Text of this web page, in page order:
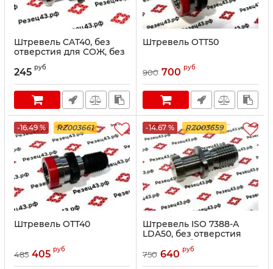
Штревель CAT40, без
отверстия для СОЖ, без
уплотнительного кольца
245 руб
Штревель OTT50
900 700 руб
-16.49 % RZ003661
Штревель OTT40
485 405 руб
-14.67 % RZ003659
Штревель ISO 7388-A
LDA50, без отверстия
для СОЖ, без
уплотнительного кольца.
750 640 руб